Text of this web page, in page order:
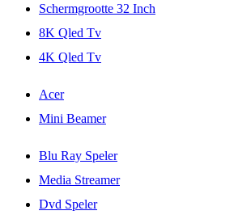
Schermgrootte 32 Inch
8K Qled Tv
4K Qled Tv
Acer
Mini Beamer
Blu Ray Speler
Media Streamer
Dvd Speler